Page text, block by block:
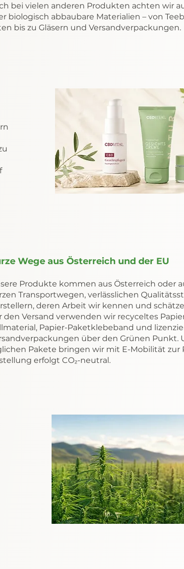
bei vielen anderen Produkten achten wir
biologisch abbaubare Materialien – von
bis zu Gläsern und Versandverpackungen.
Wege aus Österreich und der EU
Produkte kommen aus Österreich oder
Transportwegen, verlässlichen
deren Arbeit wir kennen und
den Versand verwenden wir recyceltes
Papier-Paketklebeband und
über den Grünen Punkt.
Pakete bringen wir mit E-Mobilität zur
erfolgt CO₂-neutral.